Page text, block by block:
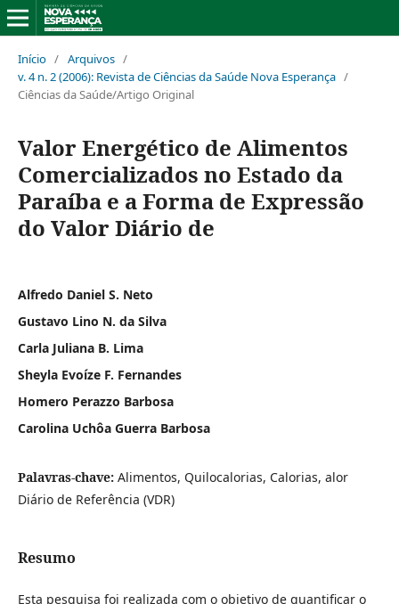
Início / Arquivos /
v. 4 n. 2 (2006): Revista de Ciências da Saúde Nova Esperança /
Ciências da Saúde/Artigo Original
Valor Energético de Alimentos
Comercializados no Estado da
Paraíba e a Forma de Expressão
do Valor Diário de
Alfredo Daniel S. Neto
Gustavo Lino N. da Silva
Carla Juliana B. Lima
Sheyla Evoíze F. Fernandes
Homero Perazzo Barbosa
Carolina Uchôa Guerra Barbosa
Palavras-chave: Alimentos, Quilocalorias, Calorias, alor
Diário de Referência (VDR)
Resumo
Esta pesquisa foi realizada com o objetivo de quantificar o